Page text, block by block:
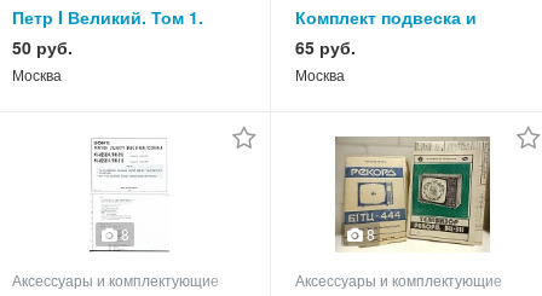
Петр I Великий. Том 1.
Великий реформатор
50 руб.
Москва
Комплект подвеска и
серьги, новый
65 руб.
Москва
8
Аксессуары и комплектующие
8
Аксессуары и комплектующие